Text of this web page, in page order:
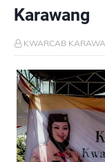
Karawang
KWARCAB